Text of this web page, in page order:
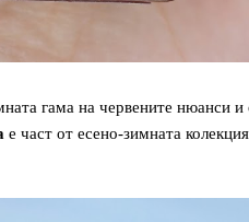
гама на червените нюанси
е част от есено-зимната колекция